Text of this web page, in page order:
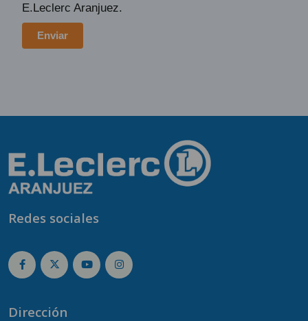
E.Leclerc Aranjuez.
Redes sociales
Dirección